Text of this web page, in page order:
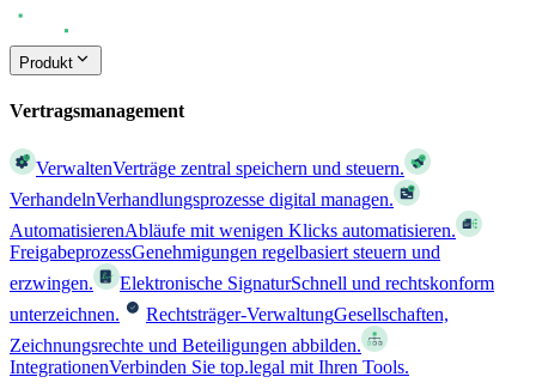
Produkt
Vertragsmanagement
VerwaltenVerträge zentral speichern und steuern.
VerhandelnVerhandlungsprozesse digital managen.
AutomatisierenAbläufe mit wenigen Klicks automatisieren.
FreigabeprozessGenehmigungen regelbasiert steuern und
erzwingen.
Elektronische SignaturSchnell und rechtskonform
unterzeichnen.
Rechtsträger-VerwaltungGesellschaften,
Zeichnungsrechte und Beteiligungen abbilden.
IntegrationenVerbinden Sie top.legal mit Ihren Tools.